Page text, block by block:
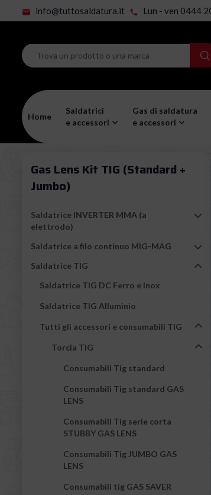
mail info@tuttosaldatura.it phone Lun - ven 0444
Home
Saldatrici
e accessori
Gas di saldatura
e accessori
Gas Lens Kit TIG (standard +
Jumbo)
Saldatrice INVERTER MMA (a
elettrodo)
Saldatrice a filo continuo MIG-MAG
Saldatrice TIG
Saldatrice TIG DC Ferro e Inox
Saldatrice TIG Alluminio
Tutti gli accessori e consumabili TIG
Torcia TIG
Consumabili Tig standard
Consumabili Tig standard GAS
LENS
Consumabili Tig serie corta
STUBBY GAS LENS
Consumabili Tig JUMBO GAS
LENS
Consumabili tig GAS SAVER